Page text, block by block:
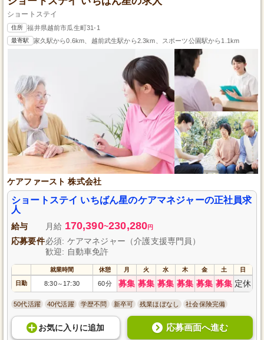
ショートステイ
住所 福井県越前市瓜生町31-1
最寄駅 家久駅から0.6km、越前武生駅から2.3km、スポーツ公園駅から1.1km
ケアファースト 株式会社
ショートステイ いちばん星のケアマネジャーの正社員求
人
給与 月給 170,390~230,280円
応募要件必須: ケアマネジャー（介護支援専門員）
歓迎: 自動車免許
就業時間 休憩 月 火 水 木 金 土 日
日勤 8:30～ 17:30 60分 募集 募集 募集 募集 募集 募集 定休
50代活躍 40代活躍 学歴不問 新卒可 残業ほぼなし 社会保険完備
お気に入り に追加 応募画面へ進む